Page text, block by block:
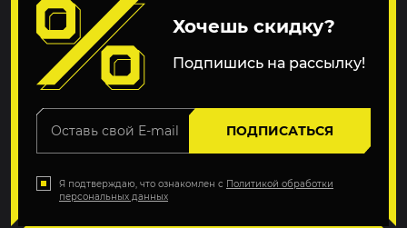
Хочешь скидку?
Подпишись на рассылку!
ПОДПИСАТЬСЯ
Я подтверждаю, что ознакомлен с Политикой обработки
персональных данных